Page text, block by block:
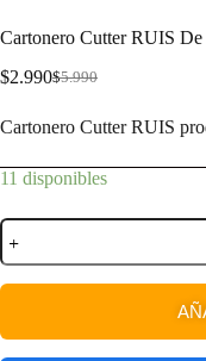
Cartonero Cutter RUIS
$5.990
$2.990
Cartonero Cutter RUIS
11 disponibles